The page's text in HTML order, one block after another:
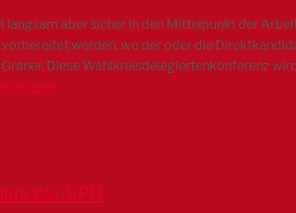
langsam aber sicher in den Mittelpunkt der
werden, wo der oder die
Diese Wahlkreisdelegiertenkonferenz
der SPD